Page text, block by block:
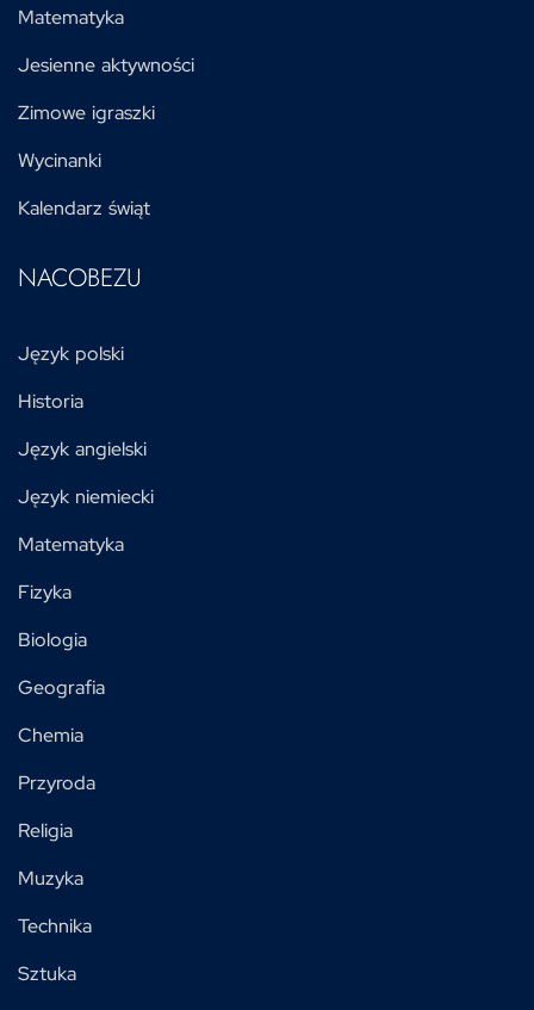
Matematyka
Jesienne aktywności
Zimowe igraszki
Wycinanki
Kalendarz świąt
NACOBEZU
Język polski
Historia
Język angielski
Język niemiecki
Matematyka
Fizyka
Biologia
Geografia
Chemia
Przyroda
Religia
Muzyka
Technika
Sztuka